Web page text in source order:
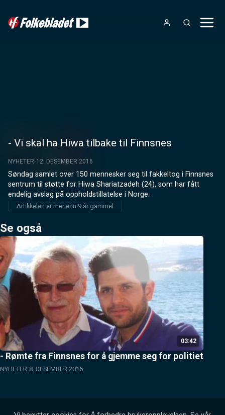
- Vi skal ha Hiwa tilbake til Finnsnes
NYHETER 12. DESEMBER 2016
Søndag samlet over 150 mennesker seg til fakkeltog i Finnsnes
sentrum til støtte for Hiwa Shariatzadeh (24), som har fått
endelig avslag på oppholdstillatelse i Norge.
Artikkelen er mer enn 9 år gammel
Se også
03:42
- Rømte fra Finnsnes for å gjemme seg for politiet
NYHETER 8. DESEMBER 2016